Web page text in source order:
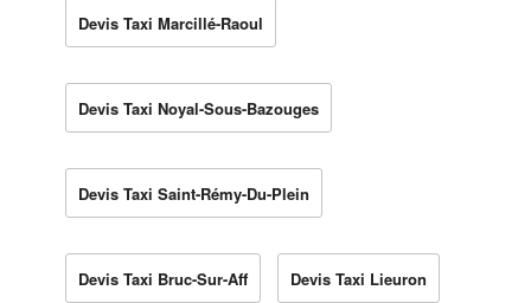
Devis Taxi Marcillé-Raoul
Devis Taxi Noyal-Sous-Bazouges
Devis Taxi Saint-Rémy-Du-Plein
Devis Taxi Bruc-Sur-Aff Devis Taxi Lieuron